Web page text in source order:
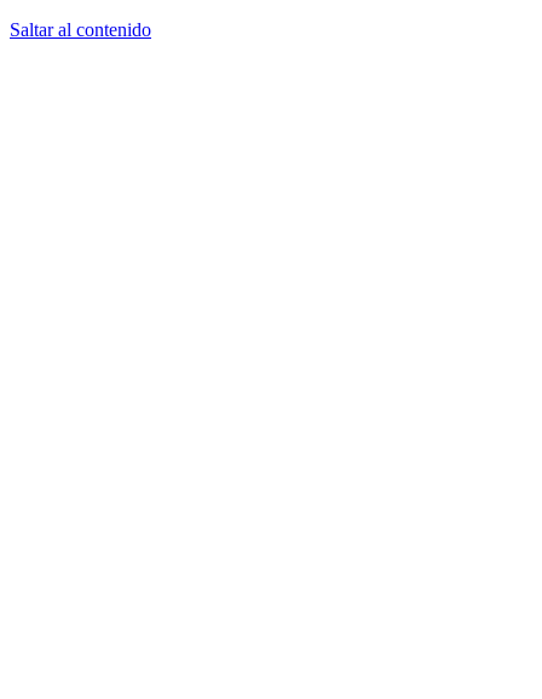
Saltar al contenido